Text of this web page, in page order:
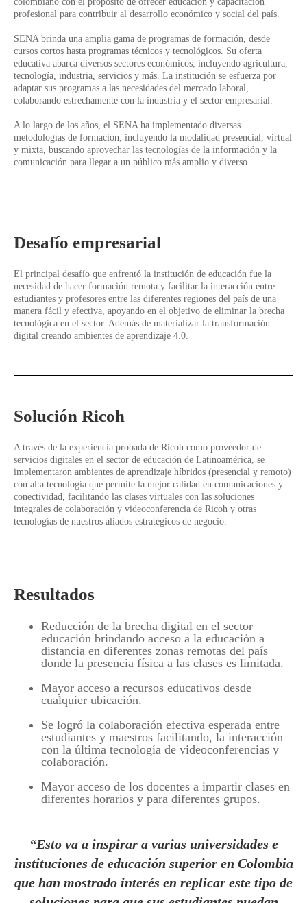
profesional para contribuir al desarrollo económico y social del país.
SENA brinda una amplia gama de programas de formación, desde
cursos cortos hasta programas técnicos y tecnológicos. Su oferta
educativa abarca diversos sectores económicos, incluyendo agricultura,
tecnología, industria, servicios y más. La institución se esfuerza por
adaptar sus programas a las necesidades del mercado laboral,
colaborando estrechamente con la industria y el sector empresarial.
A lo largo de los años, el SENA ha implementado diversas
metodologías de formación, incluyendo la modalidad presencial, virtual
y mixta, buscando aprovechar las tecnologías de la información y la
comunicación para llegar a un público más amplio y diverso.
Desafío empresarial
El principal desafío que enfrentó la institución de educación fue la
necesidad de hacer formación remota y facilitar la interacción entre
estudiantes y profesores entre las diferentes regiones del país de una
manera fácil y efectiva, apoyando en el objetivo de eliminar la brecha
tecnológica en el sector. Además de materializar la transformación
digital creando ambientes de aprendizaje 4.0.
Solución Ricoh
A través de la experiencia probada de Ricoh como proveedor de
servicios digitales en el sector de educación de Latinoamérica, se
implementaron ambientes de aprendizaje híbridos (presencial y remoto)
con alta tecnología que permite la mejor calidad en comunicaciones y
conectividad, facilitando las clases virtuales con las soluciones
integrales de colaboración y videoconferencia de Ricoh y otras
tecnologías de nuestros aliados estratégicos de negocio.
Resultados
Reducción de la brecha digital en el sector
educación brindando acceso a la educación a
distancia en diferentes zonas remotas del país
donde la presencia física a las clases es limitada.
Mayor acceso a recursos educativos desde
cualquier ubicación.
Se logró la colaboración efectiva esperada entre
estudiantes y maestros facilitando, la interacción
con la última tecnología de videoconferencias y
colaboración.
Mayor acceso de los docentes a impartir clases en
diferentes horarios y para diferentes grupos.
“Esto va a inspirar a varias universidades e
instituciones de educación superior en Colombia
que han mostrado interés en replicar este tipo de